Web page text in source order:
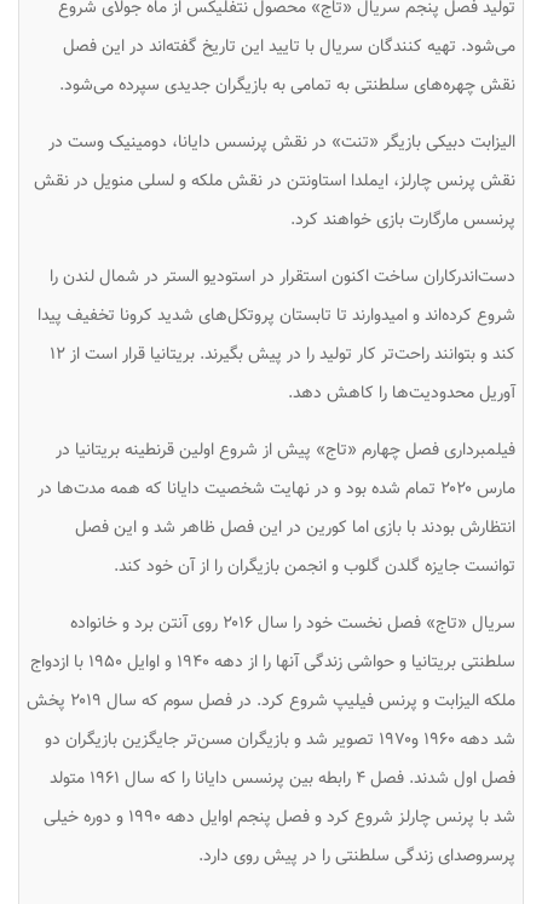
تولید فصل پنجم سریال «تاج» محصول نتفلیکس از ماه جولای شروع
می‌شود. تهیه کنندگان سریال با تایید این تاریخ گفته‌اند در این فصل
نقش چهره‌های سلطنتی به تمامی به بازیگران جدیدی سپرده می‌شود.
الیزابت دبیکی بازیگر «تنت» در نقش پرنسس دایانا، دومینیک وست در
نقش پرنس چارلز، ایملدا استاونتن در نقش ملکه و لسلی منویل در نقش
پرنسس مارگارت بازی خواهند کرد.
دست‌اندرکاران ساخت اکنون استقرار در استودیو الستر در شمال لندن را
شروع کرده‌اند و امیدوارند تا تابستان پروتکل‌های شدید کرونا تخفیف پیدا
کند و بتوانند راحت‌تر کار تولید را در پیش بگیرند. بریتانیا قرار است از ۱۲
آوریل محدودیت‌ها را کاهش دهد.
فیلمبرداری فصل چهارم «تاج» پیش از شروع اولین قرنطینه بریتانیا در
مارس ۲۰۲۰ تمام شده بود و در نهایت شخصیت دایانا که همه مدت‌ها در
انتظارش بودند با بازی اما کورین در این فصل ظاهر شد و این فصل
توانست جایزه گلدن گلوب و انجمن بازیگران را از آن خود کند.
سریال «تاج» فصل نخست خود را سال ۲۰۱۶ روی آنتن برد و خانواده
سلطنتی بریتانیا و حواشی زندگی آنها را از دهه ۱۹۴۰ و اوایل ۱۹۵۰ با ازدواج
ملکه الیزابت و پرنس فیلیپ شروع کرد. در فصل سوم که سال ۲۰۱۹ پخش
شد دهه ۱۹۶۰ و۱۹۷۰ تصویر شد و بازیگران مسن‌تر جایگزین بازیگران دو
فصل اول شدند. فصل ۴ رابطه بین پرنسس دایانا را که سال ۱۹۶۱ متولد
شد با پرنس چارلز شروع کرد و فصل پنجم اوایل دهه ۱۹۹۰ و دوره خیلی
پرسروصدای زندگی سلطنتی را در پیش روی دارد.